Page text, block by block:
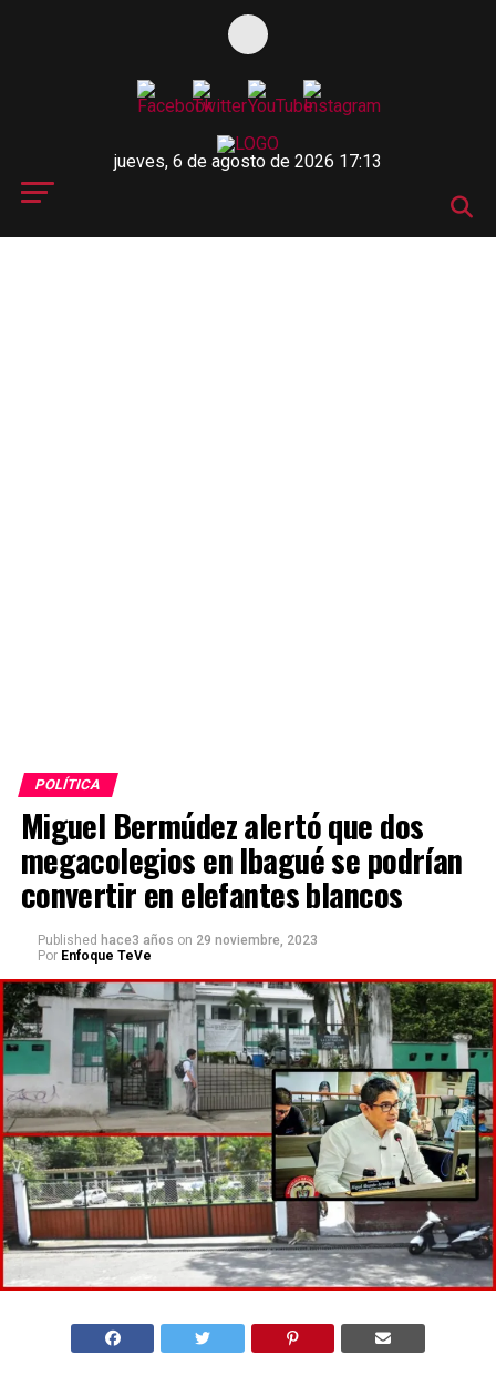
jueves, 6 de agosto de 2026 17:13
POLÍTICA
Miguel Bermúdez alertó que dos
megacolegios en Ibagué se podrían
convertir en elefantes blancos
Published hace3 años on 29 noviembre, 2023
Por Enfoque TeVe